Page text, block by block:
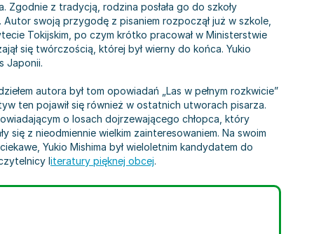
z tradycją, rodzina posłała go do szkoły
swoją przygodę z pisaniem rozpoczął już w szkole,
Tokijskim, po czym krótko pracował w Ministerstwie
się twórczością, której był wierny do końca. Yukio
Japonii.
autora był tom opowiadań „Las w pełnym rozkwicie”
ten pojawił się również w ostatnich utworach pisarza.
o losach dojrzewającego chłopca, który
się z nieodmiennie wielkim zainteresowaniem. Na swoim
Yukio Mishima był wieloletnim kandydatem do
literatury pięknej obcej.